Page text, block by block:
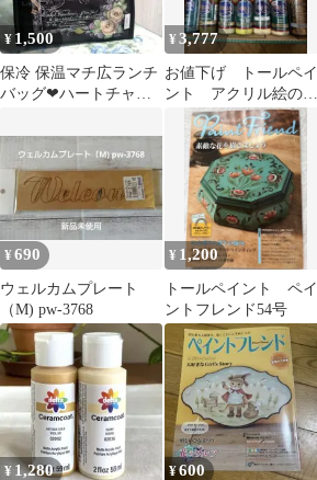
¥ 1,500
保冷 保温マチ広ランチ
バッグ❤ハートチャー
ト)
¥3,777
お値下げ トールペイ
ント アクリル絵の
具 アメリカーナ開封
済み 14本セット
¥690
ウェルカムプレート
（M) pw-3768
¥ 1,200
トールペイント ペイ
ントフレンド54号
¥ 1,280 ¥600